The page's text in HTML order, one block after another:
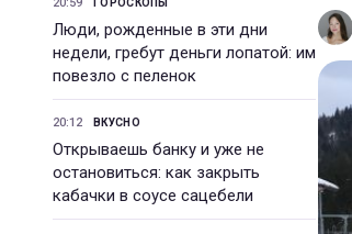
ГОРОСКОПЫ
Люди, рожденные в эти дни
недели, гребут деньги лопатой: им
повезло с пеленок
20:12 ВКУСНО
Открываешь банку и уже не
остановиться: как закрыть
кабачки в соусе сацебели